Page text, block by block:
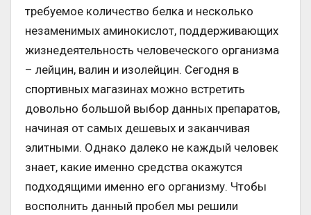
требуемое количество белка и несколько
незаменимых аминокислот, поддерживающих
жизнедеятельность человеческого организма
– лейцин, валин и изолейцин. Сегодня в
спортивных магазинах можно встретить
довольно большой выбор данных препаратов,
начиная от самых дешевых и заканчивая
элитными. Однако далеко не каждый человек
знает, какие именно средства окажутся
подходящими именно его организму. Чтобы
восполнить данный пробел мы решили